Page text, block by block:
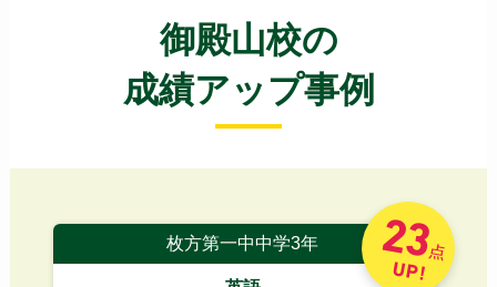
御殿山校の
成績アップ事例
枚方第一中中学3年 23点
UP!